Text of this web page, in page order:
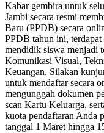
Kabar gembira untuk
Jambi secara resmi
Baru (PPDB) secara
PPDB tahun ini,
mendidik siswa menjadi
Komunikasi Visual,
Keuangan. Silakan
untuk mendaftar secara
mengunggah dokumen
scan Kartu Keluarga,
kuota pendaftaran Anda
tanggal 1 Maret hingga